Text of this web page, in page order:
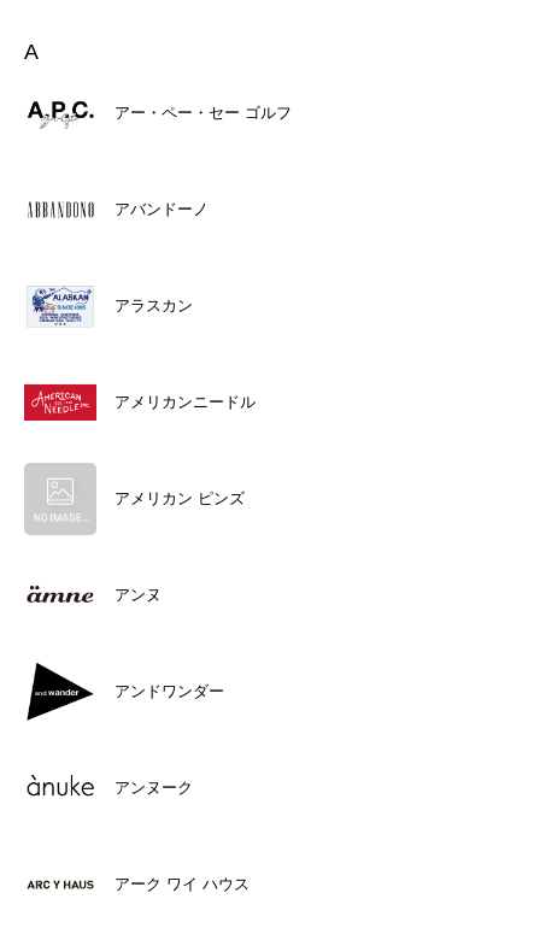
A
アー・ペー・セー ゴルフ
アバンドーノ
アラスカン
アメリカンニードル
アメリカン ピンズ
アンヌ
アンドワンダー
アンヌーク
アーク ワイ ハウス